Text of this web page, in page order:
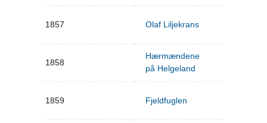
1857 Olaf Liljekrans
1858
Hærmændene
på Helgeland
1859 Fjeldfuglen